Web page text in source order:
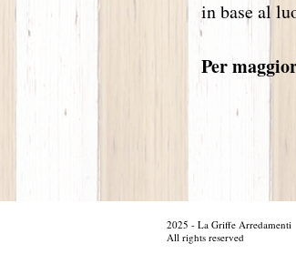
in base al
Per
Daniela Garbin, sconti outlet
promozione promozioni
arredamento cameretta bagni
arredamento e progettazione
aziende di Lissone, "Capitale
arredo massello laccato laccati
monza figura di riferimento
legno arredamento
2025 - La Griffe Arredamenti
All rights reserved